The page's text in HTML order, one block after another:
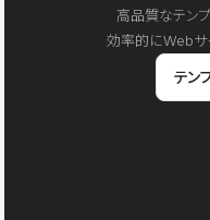
高品質なテンプ
効率的にWebサ
テン